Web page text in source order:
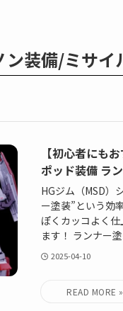
装備/ミサイ
【初心者にも
ポッド装備 ラ
HGジム（MSD）
ー塗装”という効
ぽくカッコよく
ます！ ランナー
2025-04-10